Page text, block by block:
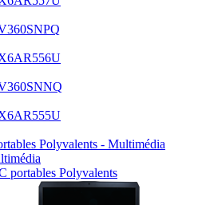
portables Polyvalents